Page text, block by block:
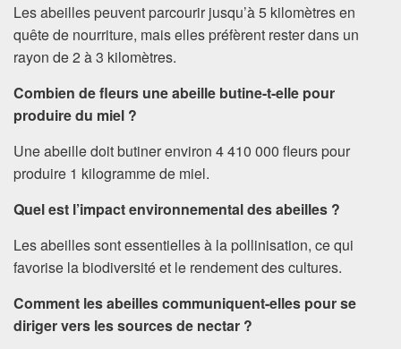
Les abeilles peuvent parcourir jusqu’à 5 kilomètres en
quête de nourriture, mais elles préfèrent rester dans un
rayon de 2 à 3 kilomètres.
Combien de fleurs une abeille butine-t-elle pour
produire du miel ?
Une abeille doit butiner environ 4 410 000 fleurs pour
produire 1 kilogramme de miel.
Quel est l’impact environnemental des abeilles ?
Les abeilles sont essentielles à la pollinisation, ce qui
favorise la biodiversité et le rendement des cultures.
Comment les abeilles communiquent-elles pour se
diriger vers les sources de nectar ?